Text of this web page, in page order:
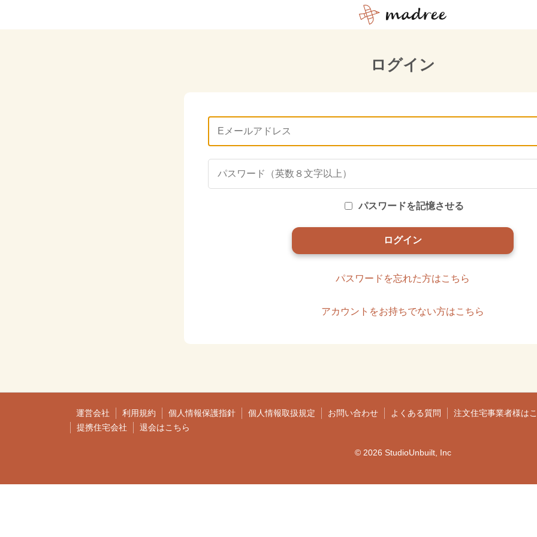
ログイン
パスワードを記憶させる
パスワードを忘れた方はこちら
アカウントをお持ちでない方はこちら
運営会社 利用規約 個人情報保護指針 個人情報取扱規定 お問い合わせ よくある質問 注文住宅事業者様は
提携住宅会社
退会はこちら
© 2026 StudioUnbuilt, Inc